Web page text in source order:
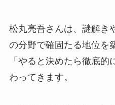
松丸亮吾さんは、謎解き
の分野で確固たる地位を
「やると決めたら徹底
わってきます。